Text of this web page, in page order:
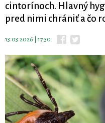
cintorínoch. Hlavný
pred nimi chrániť a čo
13.03.2026 | 17:30